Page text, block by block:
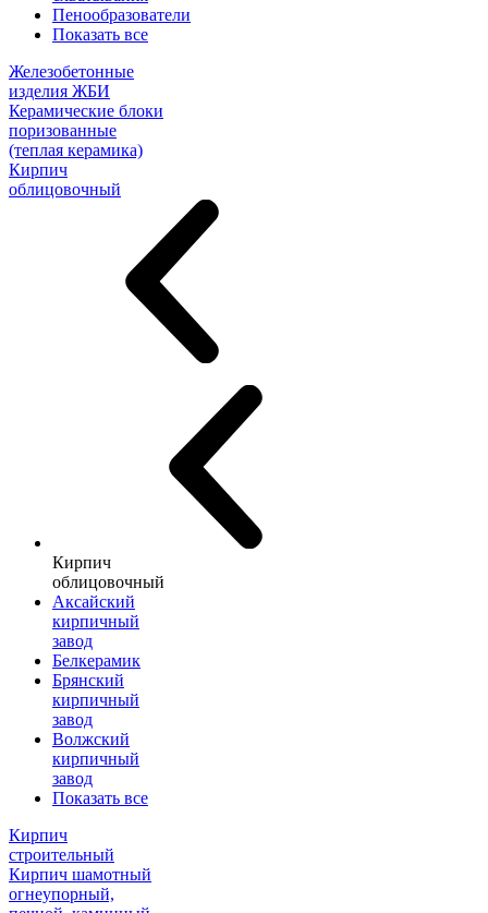
Пенообразователи
Показать все
Железобетонные
изделия ЖБИ
Керамические блоки
поризованные
(теплая керамика)
Кирпич
облицовочный
Кирпич
облицовочный
Аксайский
кирпичный
завод
Белкерамик
Брянский
кирпичный
завод
Волжский
кирпичный
завод
Показать все
Кирпич
строительный
Кирпич шамотный
огнеупорный,